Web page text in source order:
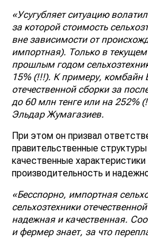
«Усугубляет ситуацию
за которой стоимость
вне зависимости от
импортная). Только в
прошлым годом
15% (!!!). К примеру, комбайн
отечественной сборки за
до 60 млн тенге или на 252%
Эльдар Жумагазиев.
При этом он призвал
правительственные
качественные
производительность и
«Бесспорно, импортная
сельхозтехники
надежная и качественная.
и фермер знает, за что